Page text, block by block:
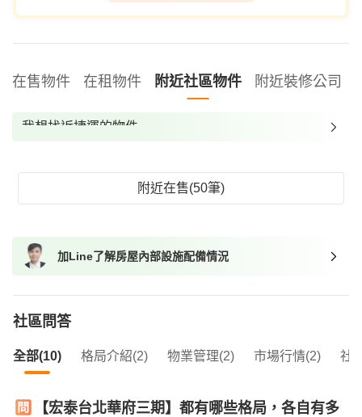
在售物件 在租物件 附近社區物件 附近裝修公司
我想找近捷運的物件
我想找配備瓦斯爐的物件
我想找具垃圾處理的物件
我想找近捷運的物件
附近在售(50筆)
加Line了解房屋內部設施配備情況
社區問答
全部(10) 格局介紹(2) 物業管理(2) 市場行情(2) 社
【宏泰台北華府三期】都有哪些格局，各自有多